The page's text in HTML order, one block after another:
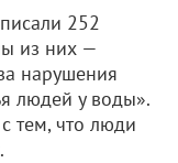
252
из них —
нарушения
людей у воды».
тем, что люди